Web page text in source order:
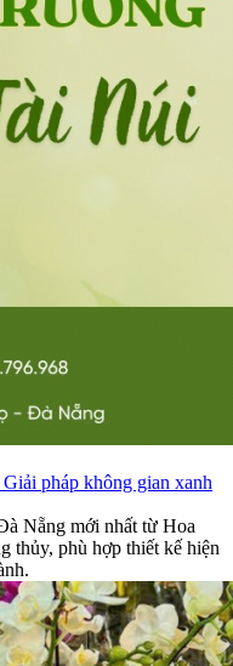
pháp không gian xanh
Nẵng mới nhất từ Hoa
thủy, phù hợp thiết kế hiện